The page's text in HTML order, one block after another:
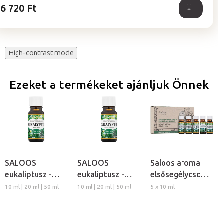
6 720 Ft
High-contrast mode
Ezeket a termékeket ajánljuk Önnek
SALOOS
eukaliptusz -
Kína illóolaj
10 ml | 20 ml | 50 ml
SALOOS
eukaliptusz -
Ausztrália illóolaj
10 ml | 20 ml | 50 ml
Saloos aroma
elsősegélycsomag
- 100%-ban
5 x 10 ml